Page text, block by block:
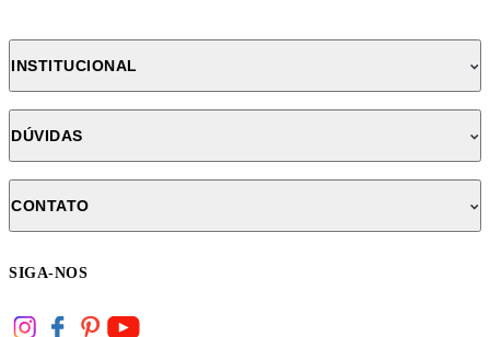
INSTITUCIONAL
DÚVIDAS
CONTATO
SIGA-NOS